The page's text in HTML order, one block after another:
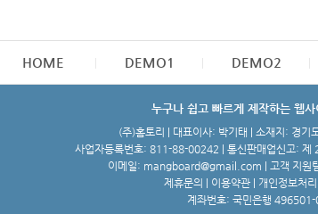
HOME DEMO1 DEMO2
누구나 쉽고 빠르게 제작하는 웹
(주)홈토리 | 대표이사: 박기태 | 소재지: 경
사업자등록번호: 811-88-00242 | 통신판매업신고: 제
이메일: mangboard@gmail.com | 고객 지
제휴문의
이용약관 개인정보처
계좌번호: 국민은행